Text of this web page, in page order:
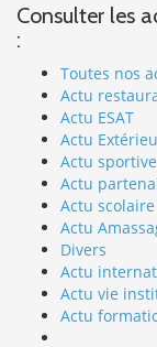
Consulter les
:
Toutes nos
Actu
Actu ESAT
Actu
Actu sportive
Actu
Actu scolaire
Actu
Divers
Actu internat
Actu vie
Actu